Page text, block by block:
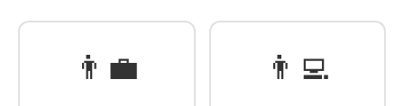
👨‍💼 👨‍💻